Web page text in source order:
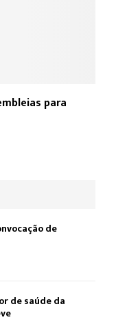
para
de
de saúde da